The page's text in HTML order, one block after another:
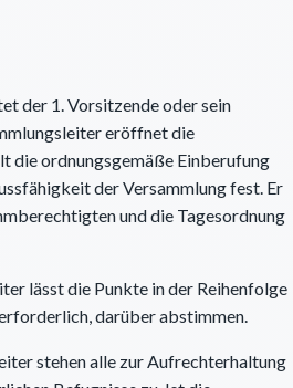
der 1. Vorsitzende oder sein
eröffnet die
die ordnungsgemäße Einberufung
der Versammlung fest. Er
und die Tagesordnung
lässt die Punkte in der Reihenfolge
darüber abstimmen.
stehen alle zur Aufrechterhaltung